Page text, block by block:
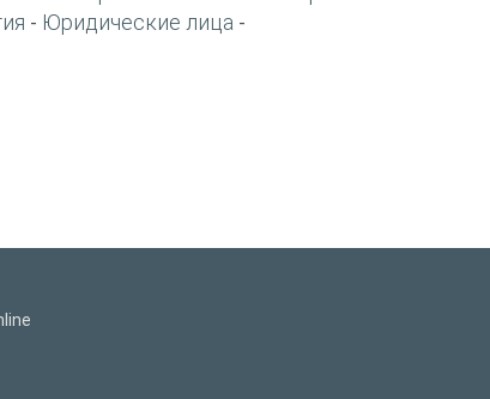
- Юридические лица -